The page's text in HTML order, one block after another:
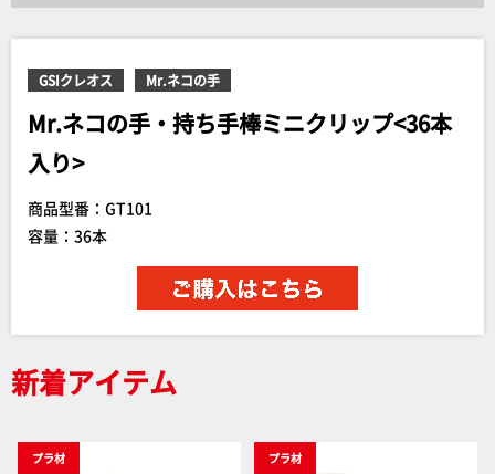
GSIクレオス Mr.ネコの手
Mr.ネコの手・持ち手棒ミニクリップ<36本
入り>
商品型番：GT101
容量：36本
新着アイテム
プラ材 プラ材